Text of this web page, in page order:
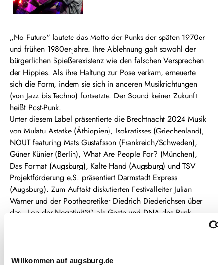
Willkommen auf augsburg.de
„No Future“ lautete das Motto der Punks der späten 1970er
und frühen 1980er-Jahre. Ihre Ablehnung galt sowohl der
bürgerlichen Spießerexistenz wie den falschen Versprechen
der Hippies. Als ihre Haltung zur Pose verkam, erneuerte
sich die Form, indem sie sich in anderen Musikrichtungen
(von Jazz bis Techno) fortsetzte. Der Sound keiner Zukunft
heißt Post-Punk.
Unter diesem Label präsentierte die Brechtnacht 2024 Musik
von Mulatu Astatke (Äthiopien), Isokratisses (Griechenland),
NOUT featuring Mats Gustafsson (Frankreich/Schweden),
Güner Künier (Berlin), What Are People For? (München),
Das Format (Augsburg), Kalte Hand (Augsburg) und TSV
Projektförderung e.S. präsentiert Darmstadt Express
(Augsburg). Zum Auftakt diskutierten Festivalleiter Julian
Warner und der Poptheoretiker Diedrich Diederichsen über
das „Lob der Negativität“ als Geste und DNA des Punk.